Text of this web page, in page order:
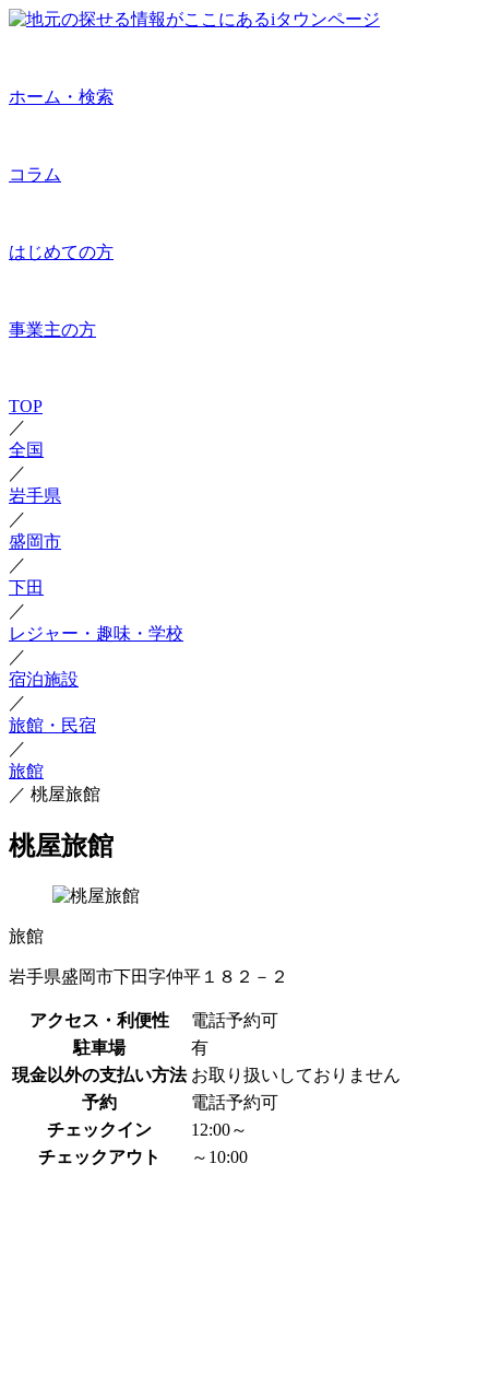
ホーム・検索
コラム
はじめての方
事業主の方
TOP
／
全国
／
岩手県
／
盛岡市
／
下田
／
レジャー・趣味・学校
／
宿泊施設
／
旅館・民宿
／
旅館
／ 桃屋旅館
桃屋旅館
旅館
岩手県盛岡市下田字仲平１８２－２
アクセス・利便性
電話予約可
駐車場
有
現金以外の支払い方法 お取り扱いしておりません
予約
電話予約可
チェックイン
12:00～
チェックアウト
～10:00